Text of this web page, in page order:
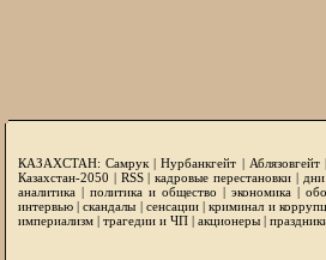
КАЗАХСТАН: Самрук |Нурбанкгейт | Аблязовгейт
Казахстан-2050 | RSS|кадровые перестановки|
аналитика | политика и общество | экономика |
интервью |скандалы | сенсации|криминал и
империализм | трагедии и ЧП | акционеры |